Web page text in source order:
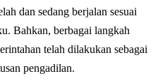
dan sedang berjalan sesuai
Bahkan, berbagai langkah
telah dilakukan sebagai
pengadilan.